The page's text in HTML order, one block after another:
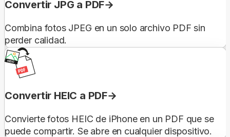
Convertir JPG a PDF
Combina fotos JPEG en un solo archivo PDF sin
perder calidad.
Convertir HEIC a PDF
Convierte fotos HEIC de iPhone en un PDF que se
puede compartir. Se abre en cualquier dispositivo.